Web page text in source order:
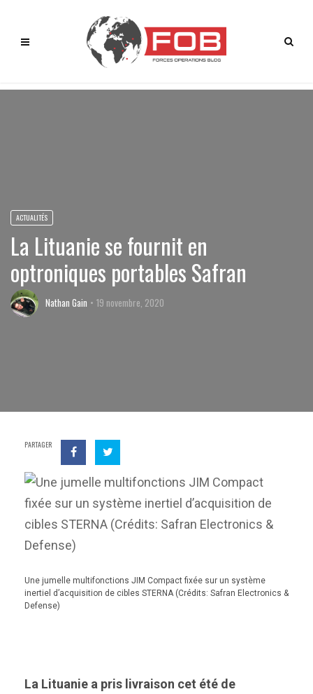
ACTUALITÉS
La Lituanie se fournit en
optroniques portables Safran
Nathan Gain 19 novembre, 2020
PARTAGER
Une jumelle multifonctions JIM Compact fixée sur un système
inertiel d’acquisition de cibles STERNA (Crédits: Safran Electronics &
Defense)
La Lituanie a pris livraison cet été de